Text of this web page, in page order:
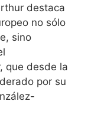
destaca
no sólo
sino
que desde la
por su